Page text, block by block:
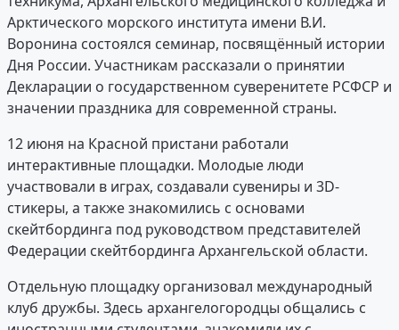
Арктического морского института имени В.И.
Воронина состоялся семинар, посвящённый истории
Дня России. Участникам рассказали о принятии
Декларации о государственном суверенитете РСФСР и
значении праздника для современной страны.
12 июня на Красной пристани работали
интерактивные площадки. Молодые люди
участвовали в играх, создавали сувениры и 3D-
стикеры, а также знакомились с основами
скейтбординга под руководством представителей
Федерации скейтбординга Архангельской области.
Отдельную площадку организовал международный
клуб дружбы. Здесь архангелогородцы общались с